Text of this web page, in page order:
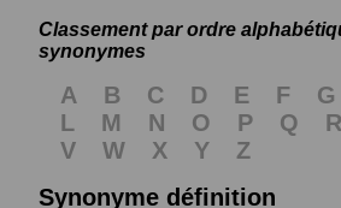
Classement par ordre
synonymes
A B C D E F G
L
M N O P Q R
V
W X Y
Z
Synonyme définition